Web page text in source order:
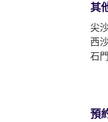
其
尖
西
石
預